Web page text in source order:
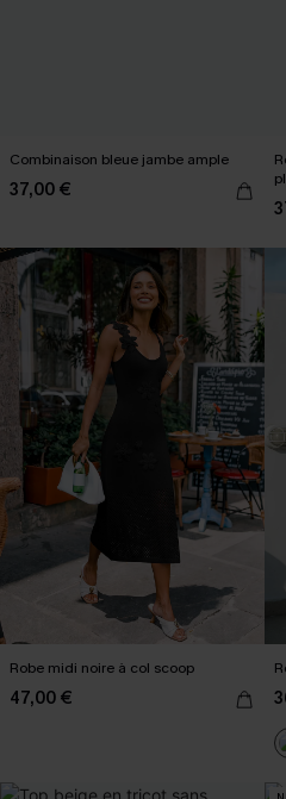
Combinaison bleue jambe ample
37,00 €
Robe midi noire à col scoop
47,00 €